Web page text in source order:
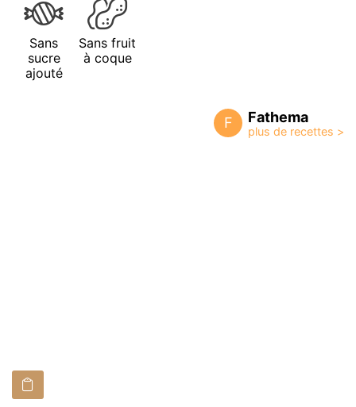
Sans
sucre
ajouté
Sans fruit
à coque
F Fathema